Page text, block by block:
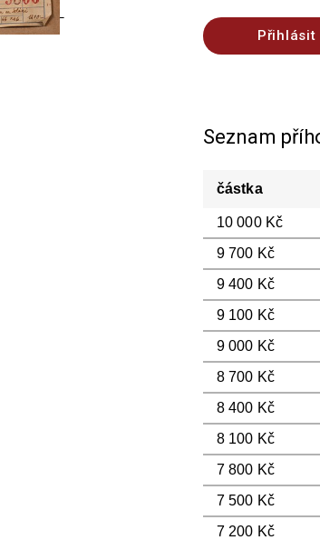
Přihlásit
Seznam
částka
10 000 Kč
9 700 Kč
9 400 Kč
9 100 Kč
9 000 Kč
8 700 Kč
8 400 Kč
8 100 Kč
7 800 Kč
7 500 Kč
7 200 Kč